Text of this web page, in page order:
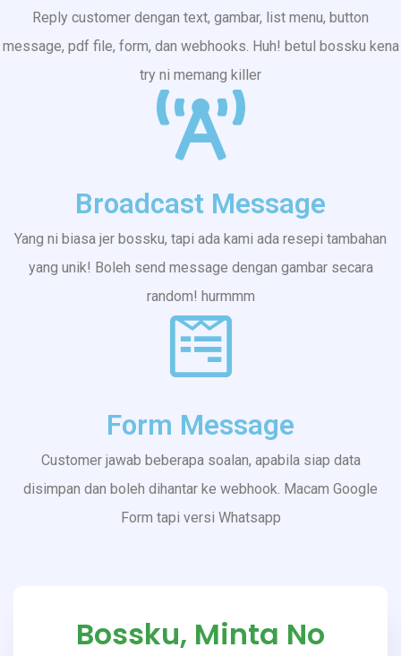
Reply customer dengan text, gambar, list menu, button
message, pdf file, form, dan webhooks. Huh! betul bossku kena
try ni memang killer
Broadcast Message
Yang ni biasa jer bossku, tapi ada kami ada resepi tambahan
yang unik! Boleh send message dengan gambar secara
random! hurmmm
Form Message
Customer jawab beberapa soalan, apabila siap data
disimpan dan boleh dihantar ke webhook. Macam Google
Form tapi versi Whatsapp
Bossku, Minta No